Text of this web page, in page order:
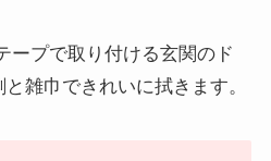
ープで取り付ける玄関のド
雑巾できれいに拭きます。